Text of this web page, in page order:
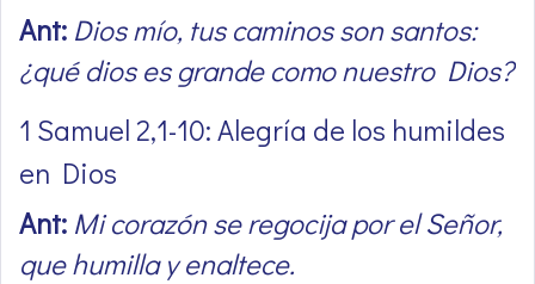
Ant: Dios mío, tus caminos son santos:
¿qué dios es grande como nuestro Dios?
1 Samuel 2,1-10: Alegría de los humildes
en Dios
Ant: Mi corazón se regocija por el Señor,
que humilla y enaltece.